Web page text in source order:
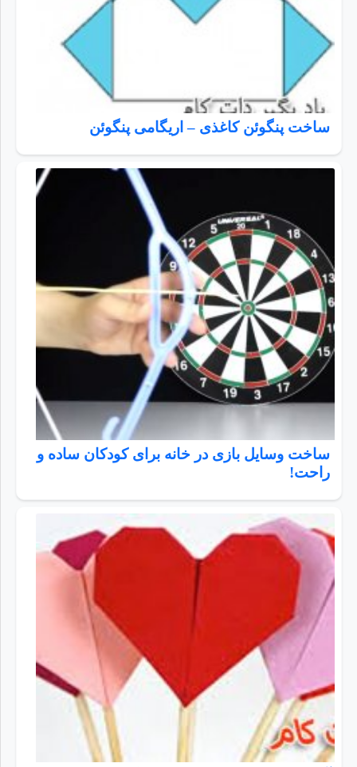
ساخت پنگوئن کاغذی – اریگامی پنگوئن
ساخت وسایل بازی در خانه برای کودکان ساده و
راحت!